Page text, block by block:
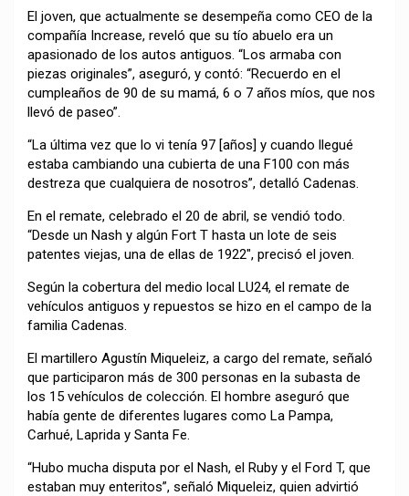
El joven, que actualmente se desempeña como CEO de la
compañía Increase, reveló que su tío abuelo era un
apasionado de los autos antiguos. “Los armaba con
piezas originales”, aseguró, y contó: “Recuerdo en el
cumpleaños de 90 de su mamá, 6 o 7 años míos, que nos
llevó de paseo”.
“La última vez que lo vi tenía 97 [años] y cuando llegué
estaba cambiando una cubierta de una F100 con más
destreza que cualquiera de nosotros”, detalló Cadenas.
En el remate, celebrado el 20 de abril, se vendió todo.
“Desde un Nash y algún Fort T hasta un lote de seis
patentes viejas, una de ellas de 1922″, precisó el joven.
Según la cobertura del medio local LU24, el remate de
vehículos antiguos y repuestos se hizo en el campo de la
familia Cadenas.
El martillero Agustín Miqueleiz, a cargo del remate, señaló
que participaron más de 300 personas en la subasta de
los 15 vehículos de colección. El hombre aseguró que
había gente de diferentes lugares como La Pampa,
Carhué, Laprida y Santa Fe.
“Hubo mucha disputa por el Nash, el Ruby y el Ford T, que
estaban muy enteritos”, señaló Miqueleiz, quien advirtió